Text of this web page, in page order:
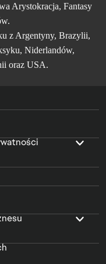
Arystokracja, Fantasy
z Argentyny, Brazylii,
Niderlandów,
oraz USA.